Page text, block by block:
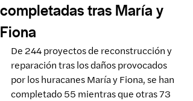
completadas tras María y
Fiona
De 244 proyectos de reconstrucción y
reparación tras los daños provocados
por los huracanes María y Fiona, se han
completado 55 mientras que otras 73